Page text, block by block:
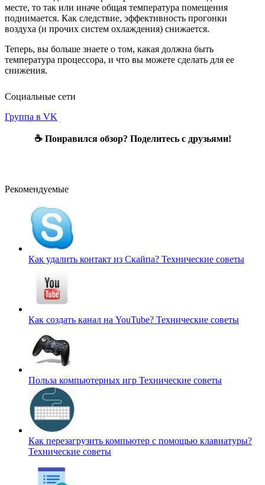
месте, то так или иначе общая температура помещения
поднимается. Как следствие, эффективность прогонки
воздуха (и прочих систем охлаждения) снижается.
Теперь, вы больше знаете о том, какая должна быть
температура процессора, и что вы можете сделать для ее
снижения.
Социальные сети
Группа в VK
☕ Понравился обзор? Поделитесь с друзьями!
Рекомендуемые
Как удалить контакт из Скайпа? Технические советы
Как создать канал на YouTube? Технические советы
Польза компьютерных игр Технические советы
Как перезагрузить компьютер с помощью клавиатуры?
Технические советы